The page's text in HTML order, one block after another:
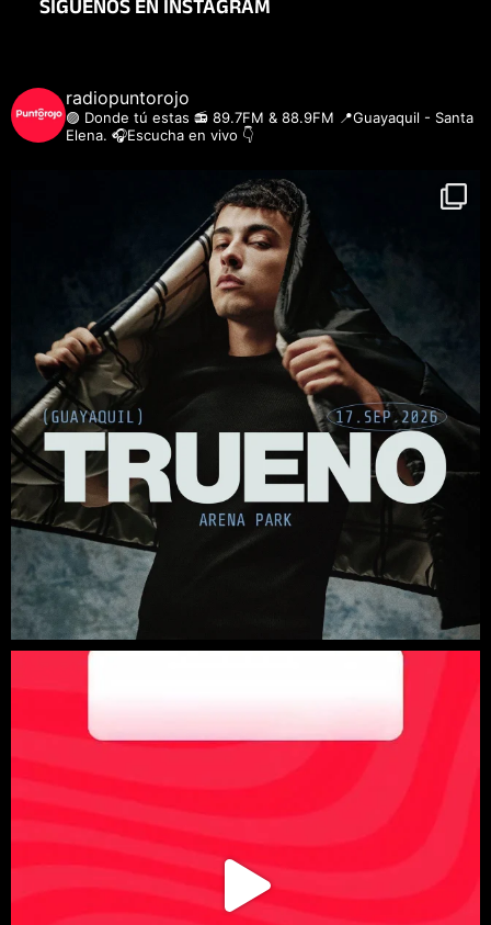
SIGUENOS EN INSTAGRAM
radiopuntorojo
🟣 Donde tú estas 📻 89.7FM & 88.9FM 📍Guayaquil - Santa
Elena. 🎧Escucha en vivo 👇